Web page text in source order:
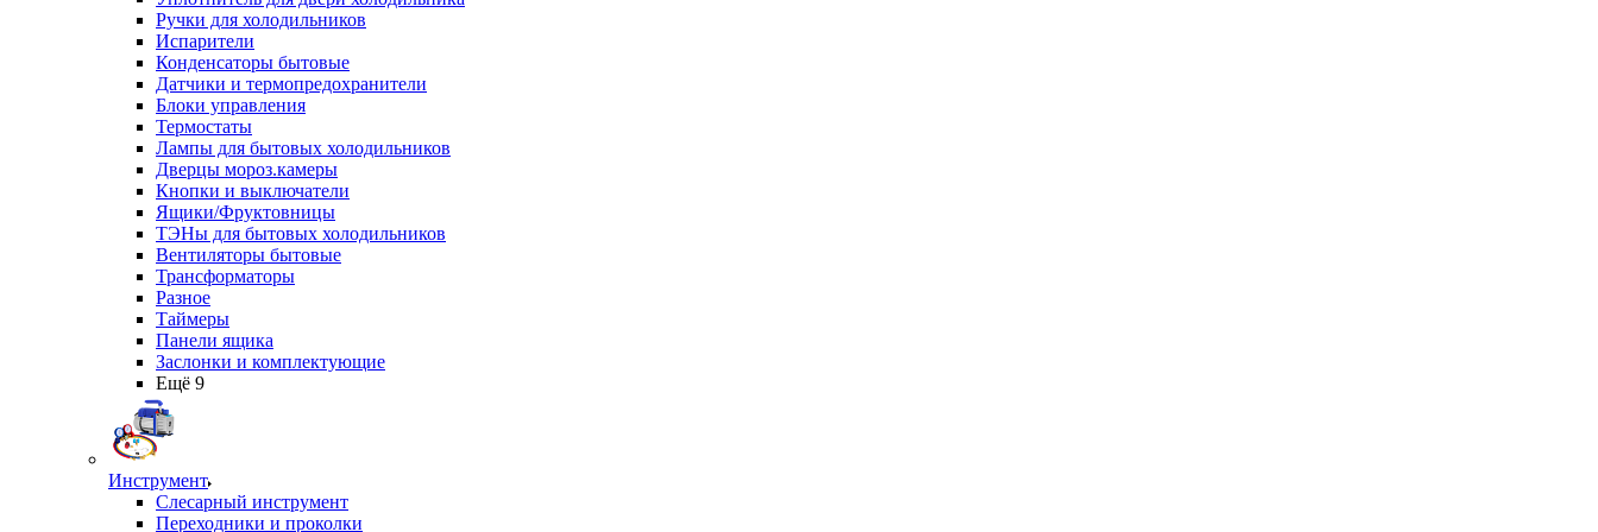
Ручки для холодильников
Испарители
Конденсаторы бытовые
Датчики и термопредохранители
Блоки управления
Термостаты
Лампы для бытовых холодильников
Дверцы мороз.камеры
Кнопки и выключатели
Ящики/Фруктовницы
ТЭНы для бытовых холодильников
Вентиляторы бытовые
Трансформаторы
Разное
Таймеры
Панели ящика
Заслонки и комплектующие
Ещё 9
Инструмент
Слесарный инструмент
Переходники и проколки